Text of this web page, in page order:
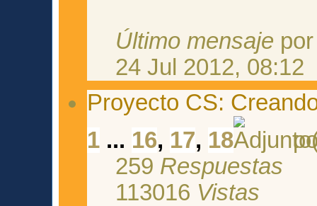
Último mensaje
24 Jul 2012, 08:12
Proyecto CS:
1 ... 16, 17, 18
259 Respuestas
113016 Vistas